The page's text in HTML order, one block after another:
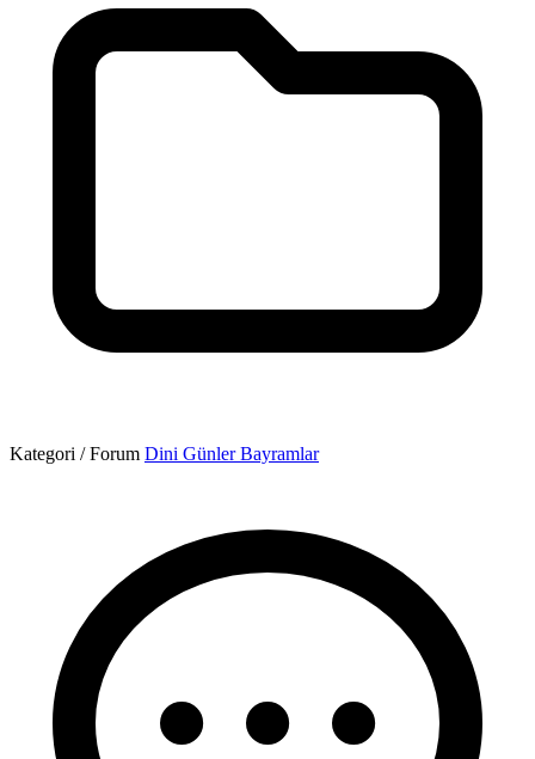
Kategori / Forum Dini Günler Bayramlar